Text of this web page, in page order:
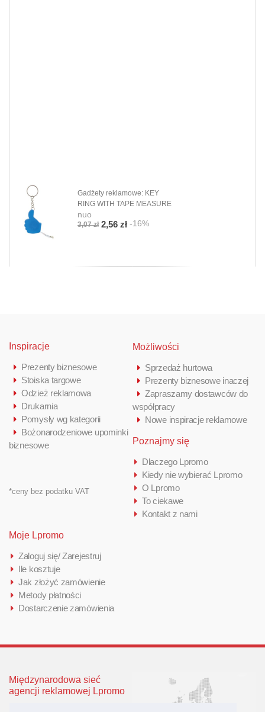
Gadżety reklamowe: KEY
RING WITH TAPE MEASURE
nuo
3,07 zł 2,56 zł -16%
Inspiracje
Prezenty biznesowe
Stoiska targowe
Odzież reklamowa
Drukarnia
Pomysły wg kategorii
Bożonarodzeniowe upominki
biznesowe
*ceny bez podatku VAT
Możliwości
Sprzedaż hurtowa
Prezenty biznesowe inaczej
Zapraszamy dostawców do
współpracy
Nowe inspiracje reklamowe
Poznajmy się
Dlaczego Lpromo
Kiedy nie wybierać Lpromo
O Lpromo
To ciekawe
Kontakt z nami
Moje Lpromo
Zaloguj się/ Zarejestruj
Ile kosztuje
Jak złożyć zamówienie
Metody płatności
Dostarczenie zamówienia
Międzynarodowa sieć
agencji reklamowej Lpromo